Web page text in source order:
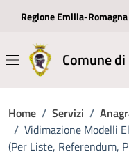
Regione Emilia-Romagna
Comune
Home / Servizi /
/ Vidimazione Modelli
(per Liste, Referendum,